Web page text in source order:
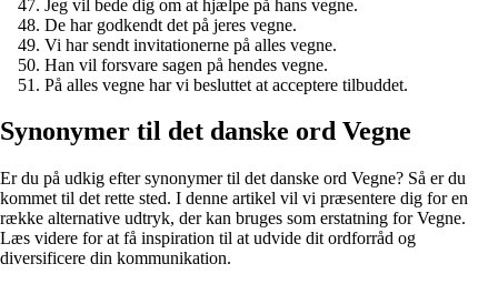
Jeg vil bede dig om at hjælpe på hans vegne.
De har godkendt det på jeres vegne.
Vi har sendt invitationerne på alles vegne.
Han vil forsvare sagen på hendes vegne.
På alles vegne har vi besluttet at acceptere tilbuddet.
Synonymer til det danske ord Vegne
Er du på udkig efter synonymer til det danske ord Vegne? Så er du
kommet til det rette sted. I denne artikel vil vi præsentere dig for en
række alternative udtryk, der kan bruges som erstatning for Vegne.
Læs videre for at få inspiration til at udvide dit ordforråd og
diversificere din kommunikation.